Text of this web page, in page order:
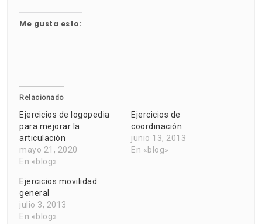
Me gusta esto:
Relacionado
Ejercicios de logopedia
para mejorar la
articulación
mayo 21, 2020
En «blog»
Ejercicios de
coordinación
junio 13, 2013
En «blog»
Ejercicios movilidad
general
julio 3, 2013
En «blog»